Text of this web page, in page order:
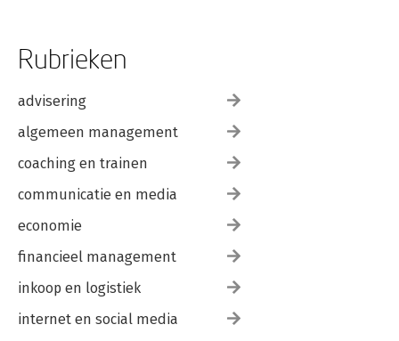
Rubrieken
advisering
algemeen management
coaching en trainen
communicatie en media
economie
financieel management
inkoop en logistiek
internet en social media